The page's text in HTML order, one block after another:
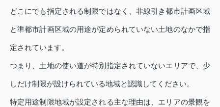
どこにでも指定される制限ではなく、非線引き都市計画区域
と準都市計画区域の用途が定められていない土地のなかで指
定されています。
つまり、土地の使い道が特別指定されていないエリアで、少
しだけ制限が設けられている地域と認識してください。
特定用途制限地域が設定される主な理由は、エリアの景観を